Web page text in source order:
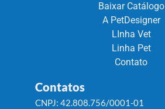
Baixar Catálogo
A PetDesigner
LInha Vet
Linha Pet
Contato
Contatos
CNPJ: 42.808.756/0001-01